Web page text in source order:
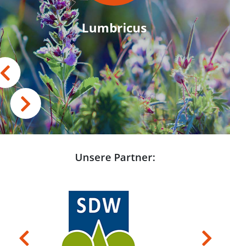
Lumbricus
Unsere Partner:
Previous Next